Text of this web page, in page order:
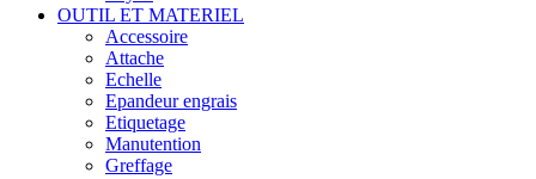
OUTIL ET MATERIEL
Accessoire
Attache
Echelle
Epandeur engrais
Etiquetage
Manutention
Greffage